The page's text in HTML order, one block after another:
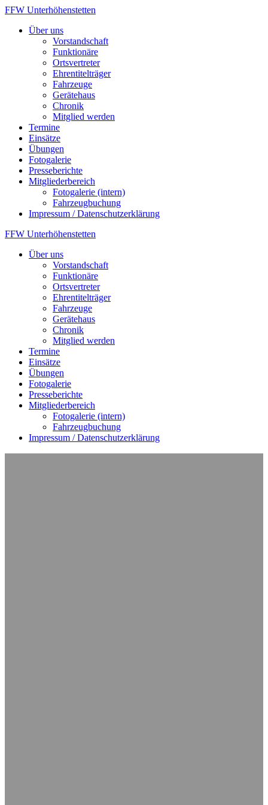
Zum
springen
FFW Unterhöhenstetten
Über uns
Vorstandschaft
Funktionäre
Ortsvertreter
Ehrentitelträger
Fahrzeuge
Gerätehaus
Chronik
Mitglied werden
Termine
Einsätze
Übungen
Fotogalerie
Presseberichte
Mitgliederbereich
Fotogalerie (intern)
Fahrzeugbuchung
Impressum / Datenschutzerklärung
FFW Unterhöhenstetten
Über uns
Vorstandschaft
Funktionäre
Ortsvertreter
Ehrentitelträger
Fahrzeuge
Gerätehaus
Chronik
Mitglied werden
Termine
Einsätze
Übungen
Fotogalerie
Presseberichte
Mitgliederbereich
Fotogalerie (intern)
Fahrzeugbuchung
Impressum / Datenschutzerklärung